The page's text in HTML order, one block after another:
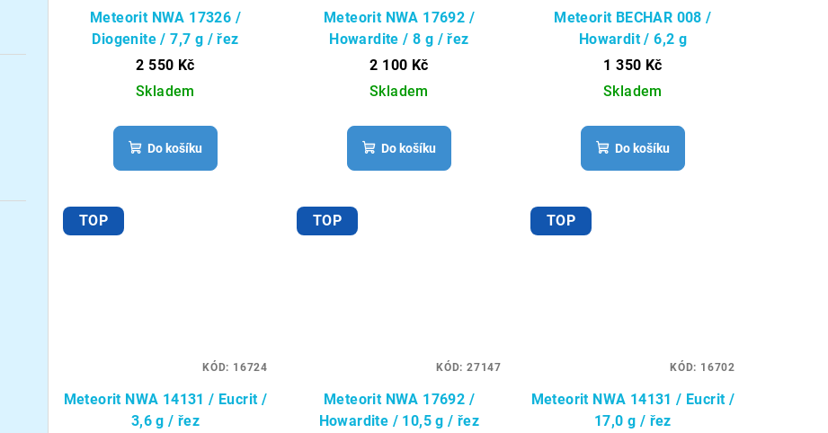
Meteorit NWA 17326 /
Diogenite / 7,7 g / řez
2 550 Kč
Skladem
Do košíku
Meteorit NWA 17692 /
Howardite / 8 g / řez
2 100 Kč
Skladem
Do košíku
Meteorit BECHAR 008 /
Howardit / 6,2 g
1 350 Kč
Skladem
Do košíku
TOP
Meteorit NWA 14131 / Eucrit /
3,6 g / řez
KÓD: 16724
TOP
Meteorit NWA 17692 /
Howardite / 10,5 g / řez
KÓD: 27147
TOP
Meteorit NWA 14131 / Eucrit /
17,0 g / řez
KÓD: 16702